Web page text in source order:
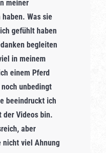
meiner
Was sie
gefühlt haben
begleiten
in meinem
einem Pferd
unbedingt
beeindruckt ich
der Videos bin.
aber
nicht viel Ahnung